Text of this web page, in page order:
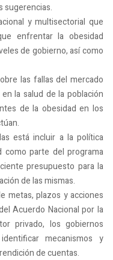
sugerencias.
y multisectorial que
enfrentar la obesidad
de gobierno, así como
las fallas del mercado
la salud de la población
de la obesidad en los
está incluir a la política
como parte del programa
presupuesto para la
de las mismas.
metas, plazos y acciones
Acuerdo Nacional por la
privado, los gobiernos
mecanismos y
de cuentas.